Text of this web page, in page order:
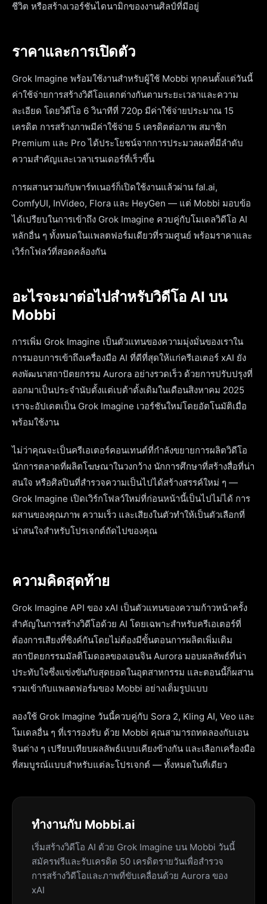
ชีวิต หรือสร้างเวอร์ชันไดนามิกของงานศิลป์ที่มีอยู่
ราคาและการเปิดตัว
Grok Imagine พร้อมใช้งานสำหรับผู้ใช้ Mobbi ทุกคนตั้งแต่วันนี้
ค่าใช้จ่ายการสร้างวิดีโอแตกต่างกันตามระยะเวลาและความ
ละเอียด โดยวิดีโอ 6 วินาทีที่ 720p มีค่าใช้จ่ายประมาณ 15
เครดิต การสร้างภาพมีค่าใช้จ่าย 5 เครดิตต่อภาพ สมาชิก
Premium และ Pro ได้ประโยชน์จากการประมวลผลที่มีลำดับ
ความสำคัญและเวลาเรนเดอร์ที่เร็วขึ้น
การผสานรวมกับพาร์ทเนอร์ก็เปิดใช้งานแล้วผ่าน fal.ai,
ComfyUI, InVideo, Flora และ HeyGen — แต่ Mobbi มอบข้อ
ได้เปรียบในการเข้าถึง Grok Imagine ควบคู่กับโมเดลวิดีโอ AI
หลักอื่น ๆ ทั้งหมดในแพลตฟอร์มเดียวที่รวมศูนย์ พร้อมราคาและ
เวิร์กโฟลว์ที่สอดคล้องกัน
อะไรจะมาต่อไปสำหรับวิดีโอ AI บน
Mobbi
การเพิ่ม Grok Imagine เป็นตัวแทนของความมุ่งมั่นของเราใน
การมอบการเข้าถึงเครื่องมือ AI ที่ดีที่สุดให้แก่ครีเอเตอร์ xAI ยัง
คงพัฒนาสถาปัตยกรรม Aurora อย่างรวดเร็ว ด้วยการปรับปรุงที่
ออกมาเป็นประจำนับตั้งแต่เบต้าดั้งเดิมในเดือนสิงหาคม 2025
เราจะอัปเดตเป็น Grok Imagine เวอร์ชันใหม่โดยอัตโนมัติเมื่อ
พร้อมใช้งาน
ไม่ว่าคุณจะเป็นครีเอเตอร์คอนเทนต์ที่กำลังขยายการผลิตวิดีโอ
นักการตลาดที่ผลิตโฆษณาในวงกว้าง นักการศึกษาที่สร้างสื่อที่น่า
สนใจ หรือศิลปินที่สำรวจความเป็นไปได้สร้างสรรค์ใหม่ ๆ —
Grok Imagine เปิดเวิร์กโฟลว์ใหม่ที่ก่อนหน้านี้เป็นไปไม่ได้ การ
ผสานของคุณภาพ ความเร็ว และเสียงในตัวทำให้เป็นตัวเลือกที่
น่าสนใจสำหรับโปรเจกต์ถัดไปของคุณ
ความคิดสุดท้าย
Grok Imagine API ของ xAI เป็นตัวแทนของความก้าวหน้าครั้ง
สำคัญในการสร้างวิดีโอด้วย AI โดยเฉพาะสำหรับครีเอเตอร์ที่
ต้องการเสียงที่ซิงค์กันโดยไม่ต้องมีขั้นตอนการผลิตเพิ่มเติม
สถาปัตยกรรมมัลติโมดอลของเอนจิน Aurora มอบผลลัพธ์ที่น่า
ประทับใจซึ่งแข่งขันกับสุดยอดในอุตสาหกรรม และตอนนี้ก็ผสาน
รวมเข้ากับแพลตฟอร์มของ Mobbi อย่างเต็มรูปแบบ
ลองใช้ Grok Imagine วันนี้ควบคู่กับ Sora 2, Kling AI, Veo และ
โมเดลอื่น ๆ ที่เรารองรับ ด้วย Mobbi คุณสามารถทดลองกับเอน
จินต่าง ๆ เปรียบเทียบผลลัพธ์แบบเคียงข้างกัน และเลือกเครื่องมือ
ที่สมบูรณ์แบบสำหรับแต่ละโปรเจกต์ — ทั้งหมดในที่เดียว
ทำงานกับ Mobbi.ai
เริ่มสร้างวิดีโอ AI ด้วย Grok Imagine บน Mobbi วันนี้
สมัครฟรีและรับเครดิต 50 เครดิตรายวันเพื่อสำรวจ
การสร้างวิดีโอและภาพที่ขับเคลื่อนด้วย Aurora ของ
xAI